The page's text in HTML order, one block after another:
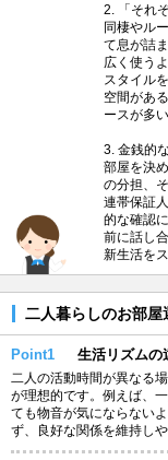
2. 「それ
同棲やル
て息が詰
広く使う
スタイル
空間があ
ースが多い
3. 金銭的
部屋を決
の分担、
連帯保証
的な確認
前に話し
新生活を
二人暮らしのお部屋
Point1 生活リズムの
二人の活動時間が異なる
が理想的です。例えば、
ても物音が気にならない
ず、良好な関係を維持しや